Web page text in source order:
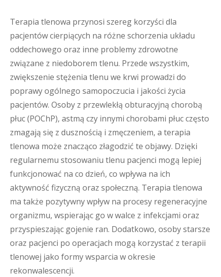
Terapia tlenowa przynosi szereg korzyści dla
pacjentów cierpiących na różne schorzenia układu
oddechowego oraz inne problemy zdrowotne
związane z niedoborem tlenu. Przede wszystkim,
zwiększenie stężenia tlenu we krwi prowadzi do
poprawy ogólnego samopoczucia i jakości życia
pacjentów. Osoby z przewlekłą obturacyjną chorobą
płuc (POChP), astmą czy innymi chorobami płuc często
zmagają się z dusznością i zmęczeniem, a terapia
tlenowa może znacząco złagodzić te objawy. Dzięki
regularnemu stosowaniu tlenu pacjenci mogą lepiej
funkcjonować na co dzień, co wpływa na ich
aktywność fizyczną oraz społeczną. Terapia tlenowa
ma także pozytywny wpływ na procesy regeneracyjne
organizmu, wspierając go w walce z infekcjami oraz
przyspieszając gojenie ran. Dodatkowo, osoby starsze
oraz pacjenci po operacjach mogą korzystać z terapii
tlenowej jako formy wsparcia w okresie
rekonwalescencji.